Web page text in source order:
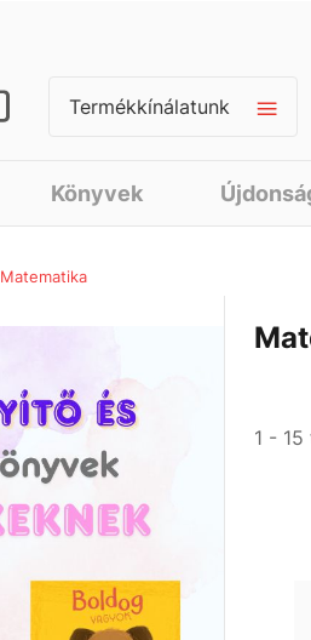
Termékkínálatunk
Könyvek
Matematika
1 -